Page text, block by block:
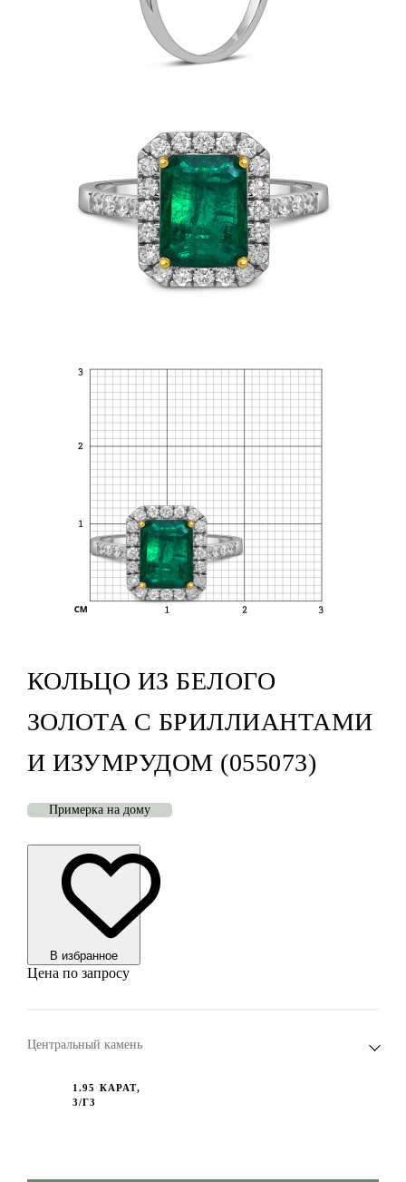
КОЛЬЦО ИЗ БЕЛОГО
ЗОЛОТА С БРИЛЛИАНТАМИ
И ИЗУМРУДОМ (055073)
Примерка на дому
В избранноe
Цена по запросу
Центральный камень
1.95 КАРАТ,
3/Г3